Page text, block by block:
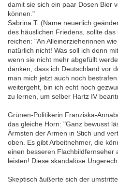
damit sie sich ein paar Dosen Bier
können."
Sabrina T. (Name neuerlich
des häuslichen Friedens, sollte
reichen: "An Alleinerzieherinnen
natürlich nicht! Was soll ich denn
wenn sie nicht mehr abgefüllt
danken, dass ich Deutschland vor
man mich jetzt auch noch
weitergeht, bin ich echt noch
zu lernen, um selber Hartz IV
Grünen-Politikerin Franziska-
das gleiche Horn: "Ganz bewusst
Ärmsten der Armen in Stich und
oben. Es gibt Arbeitnehmer, die
einen besseren Flachbildfernseher
leisten! Diese skandalöse
Skeptisch äußerte sich der